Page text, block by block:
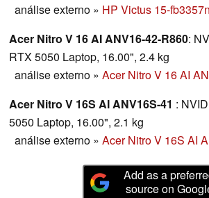
análise externo » HP Victus 15-
Acer Nitro V 16 AI ANV16-42-R860:
RTX 5050 Laptop, 16.00", 2.4 kg
análise externo » Acer Nitro V 16 AI
Acer Nitro V 16S AI ANV16S-41 :
5050 Laptop, 16.00", 2.1 kg
análise externo » Acer Nitro V 16S AI
Add as a
source on